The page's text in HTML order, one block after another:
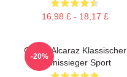
16,98 £ - 18,17 £
Carlos Alcaraz Klassischer
Tennissieger Sport
-20%